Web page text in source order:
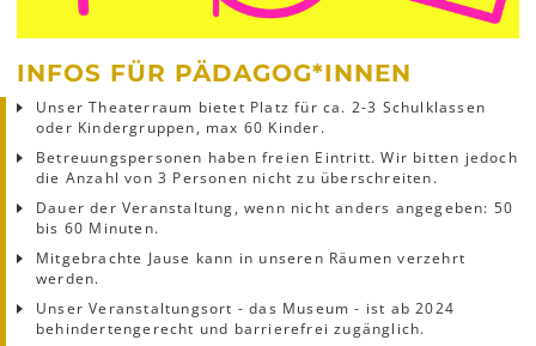
INFOS FÜR PÄDAGOG*INNEN
Unser Theaterraum bietet Platz für ca. 2-3 Schulklassen
oder Kindergruppen, max 60 Kinder.
Betreuungspersonen haben freien Eintritt. Wir bitten jedoch
die Anzahl von 3 Personen nicht zu überschreiten.
Dauer der Veranstaltung, wenn nicht anders angegeben: 50
bis 60 Minuten.
Mitgebrachte Jause kann in unseren Räumen verzehrt
werden.
Unser Veranstaltungsort - das Museum - ist ab 2024
behindertengerecht und barrierefrei zugänglich.